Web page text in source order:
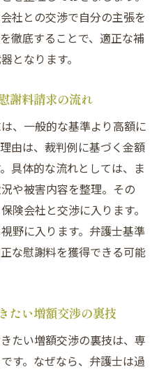
社との交渉で自分の主張を
徹底することで、適正な補
となります。
謝料請求の流れ
、一般的な基準より高額に
由は、裁判例に基づく金額
具体的な流れとしては、ま
や被害内容を整理。その
険会社と交渉に入ります。
野に入ります。弁護士基準
な慰謝料を獲得できる可能
たい増額交渉の裏技
たい増額交渉の裏技は、専
す。なぜなら、弁護士は過